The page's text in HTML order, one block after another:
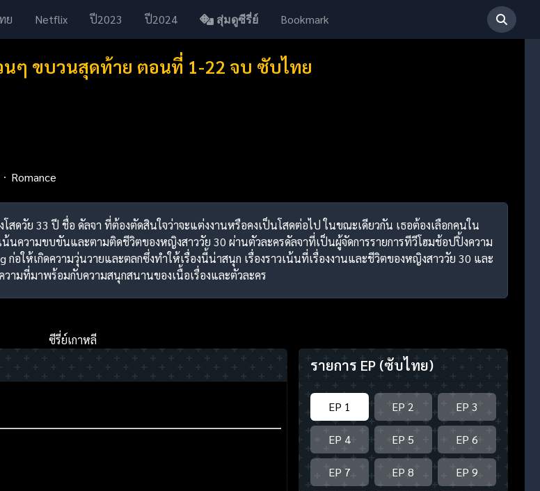
ย Netflix ปี2023 ปี2024 สุ่มดูซีรี่ย์ Bookmark
นๆ ขบวนสุดท้าย ตอนที่ 1-22 จบ ซับไทย
Romance
โสดวัย 33 ปี ชื่อ ดัลจา ที่ต้องตัดสินใจว่าจะแต่งงานหรือคงเป็นโสดต่อไป ในขณะเดียวกัน เธอต้องเลือกคนใน
นความขบขันและตามติดชีวิตของหญิงสาววัย 30 ผ่านตัวละครดัลจาที่เป็นผู้จัดการรายการทีวีโฮมช้อปปิ้งความ
ก่อให้เกิดความวุ่นวายและตลกซึ่งทำให้เรื่องนี้น่าสนุก เรื่องราวเน้นที่เรื่องงานและชีวิตของหญิงสาววัย 30 และ
ามที่มาพร้อมกับความสนุกสนานของเนื้อเรื่องและตัวละคร
ซีรี่ย์เกาหลี
รายการ EP (ซับไทย)
EP 1 EP 2 EP 3
EP 4 EP 5 EP 6
EP 7 EP 8 EP 9